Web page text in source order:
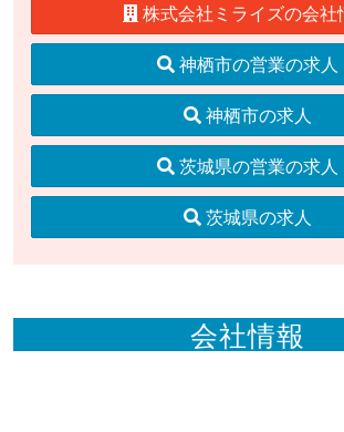
株式会社ミライズの会社
神栖市の営業の求人
神栖市の求人
茨城県の営業の求人
茨城県の求人
会社情報